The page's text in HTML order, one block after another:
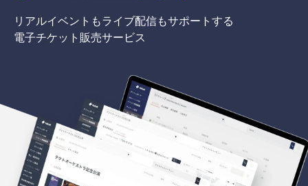
リアルイベントもライブ配信もサポートする
電子チケット販売サービス